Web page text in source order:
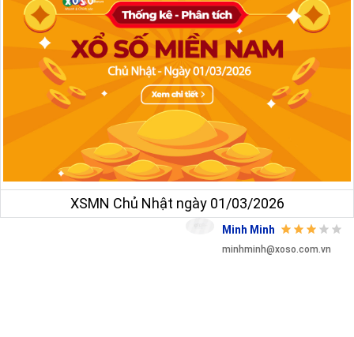
XSMN Chủ Nhật ngày 01/03/2026
Minh Minh
minhminh@xoso.com.vn